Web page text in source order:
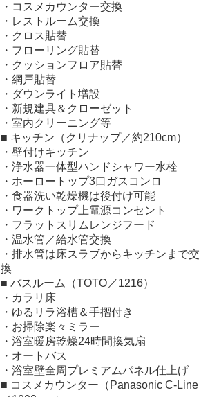
・コスメカウンター交換
・レストルーム交換
・クロス貼替
・フローリング貼替
・クッションフロア貼替
・網戸貼替
・ダウンライト増設
・新規建具＆クローゼット
・室内クリーニング等
■ キッチン（クリナップ／約210cm）
・壁付けキッチン
・浄水器一体型ハンドシャワー水栓
・ホーロートップ3口ガスコンロ
・食器洗い乾燥機は後付け可能
・ワークトップ上電源コンセント
・フラットスリムレンジフード
・温水管／給水管交換
・排水管は床スラブからキッチンまで交
換
■ バスルーム（TOTO／1216）
・カラリ床
・ゆるリラ浴槽＆手摺付き
・お掃除楽々ミラー
・浴室暖房乾燥24時間換気扇
・オートバス
・浴室壁全周プレミアムパネル仕上げ
■ コスメカウンター（Panasonic C-Line